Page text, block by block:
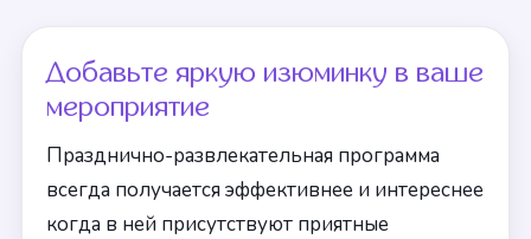
Добавьте яркую изюминку в ваше
мероприятие
Празднично-развлекательная программа
всегда получается эффективнее и интереснее
когда в ней присутствуют приятные